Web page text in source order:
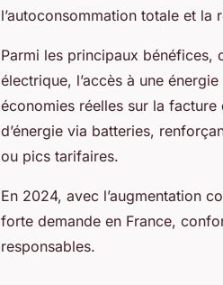
l’autoconsommation totale et la
Parmi les principaux bénéfices,
électrique, l’accès à une
économies réelles sur la
d’énergie via batteries,
ou pics tarifaires.
En 2024, avec l’augmentation
forte demande en France,
responsables.